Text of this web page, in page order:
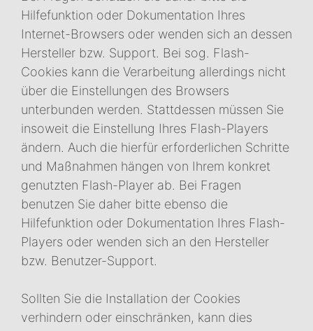
Hilfefunktion oder Dokumentation Ihres
Internet-Browsers oder wenden sich an dessen
Hersteller bzw. Support. Bei sog. Flash-
Cookies kann die Verarbeitung allerdings nicht
über die Einstellungen des Browsers
unterbunden werden. Stattdessen müssen Sie
insoweit die Einstellung Ihres Flash-Players
ändern. Auch die hierfür erforderlichen Schritte
und Maßnahmen hängen von Ihrem konkret
genutzten Flash-Player ab. Bei Fragen
benutzen Sie daher bitte ebenso die
Hilfefunktion oder Dokumentation Ihres Flash-
Players oder wenden sich an den Hersteller
bzw. Benutzer-Support.
Sollten Sie die Installation der Cookies
verhindern oder einschränken, kann dies